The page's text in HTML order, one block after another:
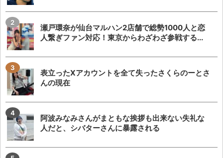
瀬戸環奈が仙台マルハン2店舗で総勢1000人と恋
人繋ぎファン対応！東京からわざわざ参戦する...
表立ったXアカウントを全て失ったさくらのーとさ
んの現在
阿波みなみさんがまともな挨拶も出来ない失礼な
人だと、シバターさんに暴露される